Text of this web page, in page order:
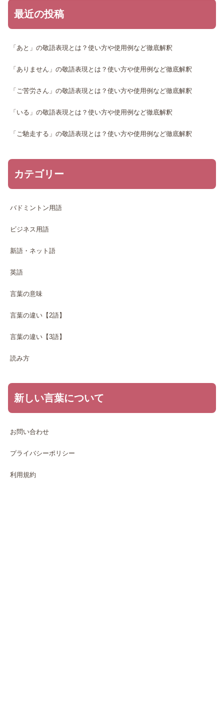
最近の投稿
「あと」の敬語表現とは？使い方や使用例など徹底解釈
「ありません」の敬語表現とは？使い方や使用例など徹底解釈
「ご苦労さん」の敬語表現とは？使い方や使用例など徹底解釈
「いる」の敬語表現とは？使い方や使用例など徹底解釈
「ご馳走する」の敬語表現とは？使い方や使用例など徹底解釈
カテゴリー
バドミントン用語
ビジネス用語
新語・ネット語
英語
言葉の意味
言葉の違い【2語】
言葉の違い【3語】
読み方
新しい言葉について
お問い合わせ
プライバシーポリシー
利用規約